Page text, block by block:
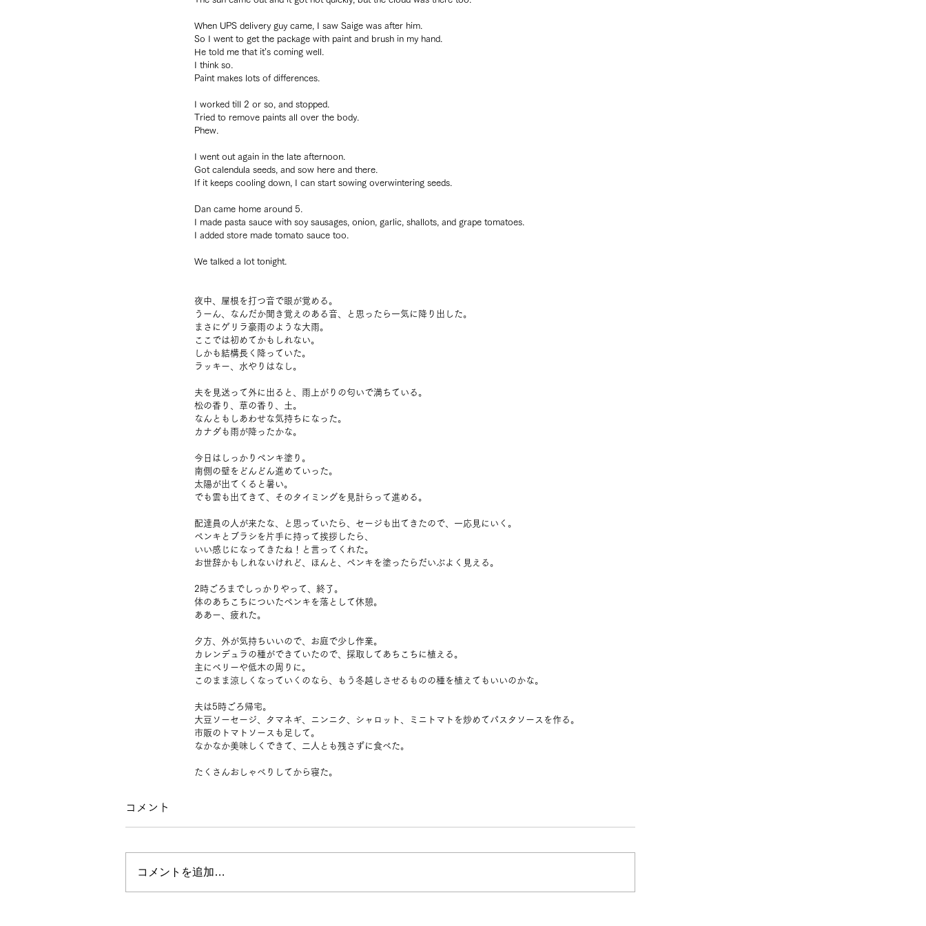
When UPS delivery guy came, I saw Saige was after him.
So I went to get the package with paint and brush in my hand.
He told me that it’s coming well.
I think so.
Paint makes lots of differences.
I worked till 2 or so, and stopped.
Tried to remove paints all over the body.
Phew.
I went out again in the late afternoon.
Got calendula seeds, and sow here and there.
If it keeps cooling down, I can start sowing overwintering seeds.
Dan came home around 5.
I made pasta sauce with soy sausages, onion, garlic, shallots, and grape tomatoes.
I added store made tomato sauce too.
We talked a lot tonight.
夜中、屋根を打つ音で眼が覚める。
うーん、なんだか聞き覚えのある音、と思ったら一気に降り出した。
まさにゲリラ豪雨のような大雨。
ここでは初めてかもしれない。
しかも結構長く降っていた。
ラッキー、水やりはなし。
夫を見送って外に出ると、雨上がりの匂いで満ちている。
松の香り、草の香り、土。
なんともしあわせな気持ちになった。
カナダも雨が降ったかな。
今日はしっかりペンキ塗り。
南側の壁をどんどん進めていった。
太陽が出てくると暑い。
でも雲も出てきて、そのタイミングを見計らって進める。
配達員の人が来たな、と思っていたら、セージも出てきたので、一応見にいく。
ペンキとブラシを片手に持って挨拶したら、
いい感じになってきたね！と言ってくれた。
お世辞かもしれないけれど、ほんと、ペンキを塗ったらだいぶよく見える。
2時ごろまでしっかりやって、終了。
体のあちこちについたペンキを落として休憩。
ああー、疲れた。
夕方、外が気持ちいいので、お庭で少し作業。
カレンデュラの種ができていたので、採取してあちこちに植える。
主にベリーや低木の周りに。
このまま涼しくなっていくのなら、もう冬越しさせるものの種を植えてもいいのかな。
夫は5時ごろ帰宅。
大豆ソーセージ、タマネギ、ニンニク、シャロット、ミニトマトを炒めてパスタソースを作る。
市販のトマトソースも足して。
なかなか美味しくできて、二人とも残さずに食べた。
たくさんおしゃべりしてから寝た。
コメント
コメントを追加…